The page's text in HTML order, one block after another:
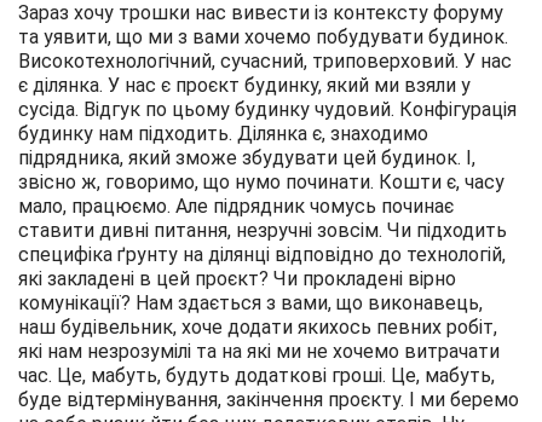
Зараз хочу трошки нас вивести із контексту форуму
та уявити, що ми з вами хочемо побудувати будинок.
Високотехнологічний, сучасний, триповерховий. У нас
є ділянка. У нас є проєкт будинку, який ми взяли у
сусіда. Відгук по цьому будинку чудовий. Конфігурація
будинку нам підходить. Ділянка є, знаходимо
підрядника, який зможе збудувати цей будинок. І,
звісно ж, говоримо, що нумо починати. Кошти є, часу
мало, працюємо. Але підрядник чомусь починає
ставити дивні питання, незручні зовсім. Чи підходить
специфіка ґрунту на ділянці відповідно до технологій,
які закладені в цей проєкт? Чи прокладені вірно
комунікації? Нам здається з вами, що виконавець,
наш будівельник, хоче додати якихось певних робіт,
які нам незрозумілі та на які ми не хочемо витрачати
час. Це, мабуть, будуть додаткові гроші. Це, мабуть,
буде відтермінування, закінчення проєкту. І ми беремо